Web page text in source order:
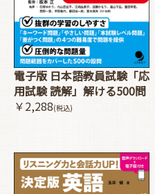
電子版 日本語教員試験「応
用試験 読解」解ける500問
￥2,288(税込)